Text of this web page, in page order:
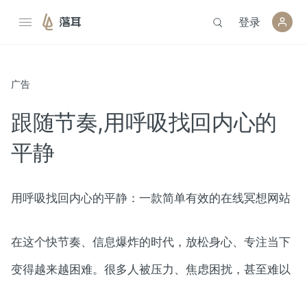
落耳 登录
广告
跟随节奏,用呼吸找回内心的
平静
用呼吸找回内心的平静：一款简单有效的在线冥想网站
在这个快节奏、信息爆炸的时代，放松身心、专注当下
变得越来越困难。很多人被压力、焦虑困扰，甚至难以